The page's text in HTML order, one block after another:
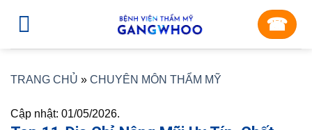
☎︎
TRANG CHỦ » CHUYÊN MÔN THẨM MỸ
Cập nhật: 01/05/2026.